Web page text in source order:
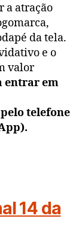
a atração
da tela.
e o
valor
entrar em
telefone
14 da